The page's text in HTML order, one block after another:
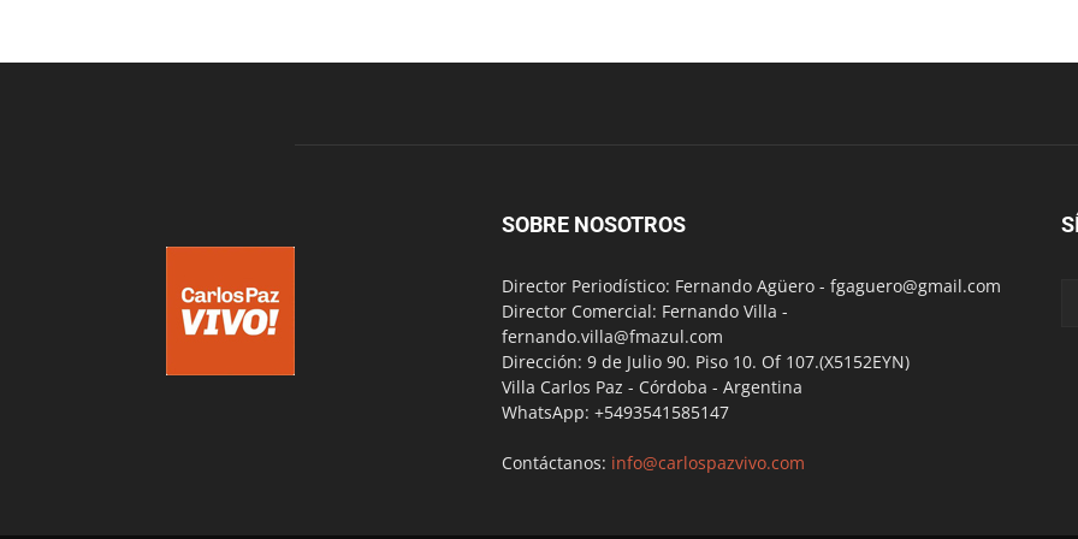
SOBRE NOSOTROS
Director Periodístico: Fernando Agüero - fgaguero@gmail.com
Director Comercial: Fernando Villa -
fernando.villa@fmazul.com
Dirección: 9 de Julio 90. Piso 10. Of 107.(X5152EYN)
Villa Carlos Paz - Córdoba - Argentina
WhatsApp: +5493541585147
Contáctanos: info@carlospazvivo.com